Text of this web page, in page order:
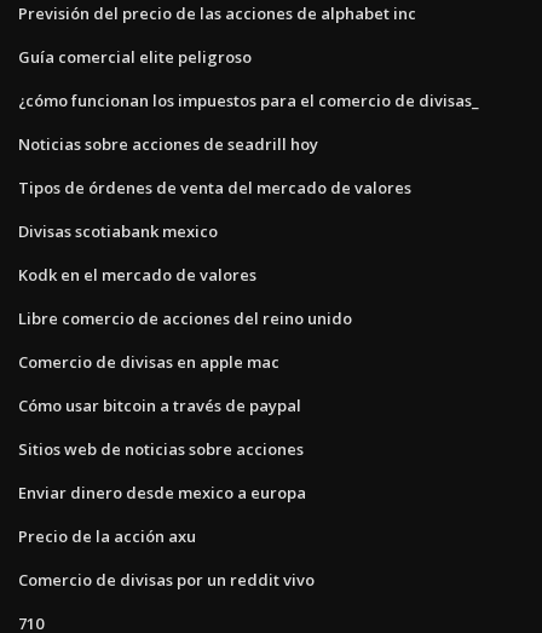
Previsión del precio de las acciones de alphabet inc
Guía comercial elite peligroso
¿cómo funcionan los impuestos para el comercio de divisas_
Noticias sobre acciones de seadrill hoy
Tipos de órdenes de venta del mercado de valores
Divisas scotiabank mexico
Kodk en el mercado de valores
Libre comercio de acciones del reino unido
Comercio de divisas en apple mac
Cómo usar bitcoin a través de paypal
Sitios web de noticias sobre acciones
Enviar dinero desde mexico a europa
Precio de la acción axu
Comercio de divisas por un reddit vivo
710